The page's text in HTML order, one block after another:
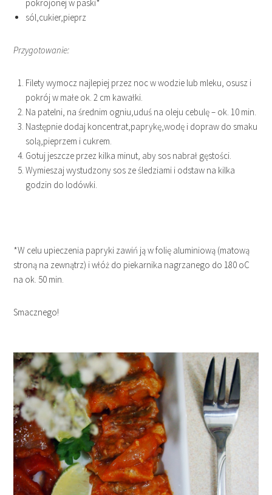
pokrojonej w paski*
sól,cukier,pieprz
Przygotowanie:
Filety wymocz najlepiej przez noc w wodzie lub mleku, osusz i
pokrój w małe ok. 2 cm kawałki.
Na patelni, na średnim ogniu,uduś na oleju cebulę – ok. 10 min.
Następnie dodaj koncentrat,paprykę,wodę i dopraw do smaku
solą,pieprzem i cukrem.
Gotuj jeszcze przez kilka minut, aby sos nabrał gęstości.
Wymieszaj wystudzony sos ze śledziami i odstaw na kilka
godzin do lodówki.
*W celu upieczenia papryki zawiń ją w folię aluminiową (matową
stroną na zewnątrz) i włóż do piekarnika nagrzanego do 180 oC
na ok. 50 min.
Smacznego!